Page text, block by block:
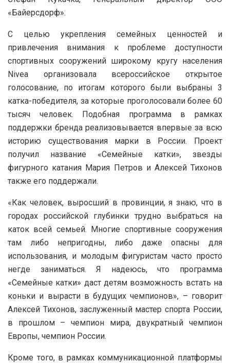
«Байерсдорф».
С целью укрепления семейных ценностей и
привлечения внимания к проблеме доступности
спортивных сооружений широкому кругу населения
Nivea организовала всероссийское открытое
голосование, по итогам которого были выбраны 3
катка-победителя, за которые проголосовали более 60
тысяч человек. Подобная программа в рамках
поддержки бренда реализовывается впервые за всю
историю существования марки в России. Проект
получил название «Семейные катки», звезды
фигурного катания Мария Петров и Алексей Тихонов
также его поддержали.
«Как человек, выросший в провинции, я знаю, что в
городах российской глубинки трудно выбраться на
каток всей семьей. Многие спортивные сооружения
там либо непригодны, либо даже опасны для
использования, и молодым фигуристам часто просто
негде заниматься. Я надеюсь, что программа
«Семейные катки» даст детям возможность встать на
коньки и вырасти в будущих чемпионов», – говорит
Алексей Тихонов, заслуженный мастер спорта России,
в прошлом – чемпион мира, двукратный чемпион
Европы, чемпион России.
Кроме того, в рамках коммуникационной платформы